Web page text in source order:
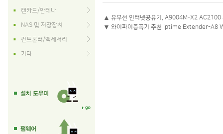
■ 랜카드/안테나
■ NAS 및 저장장치
■ 컨트롤러/액세서리
■ 기타
▲ 유무선 인터넷공유기, A9004M-X2 AC2100
▼ 와이파이증폭기 추천 iptime Extender-A8